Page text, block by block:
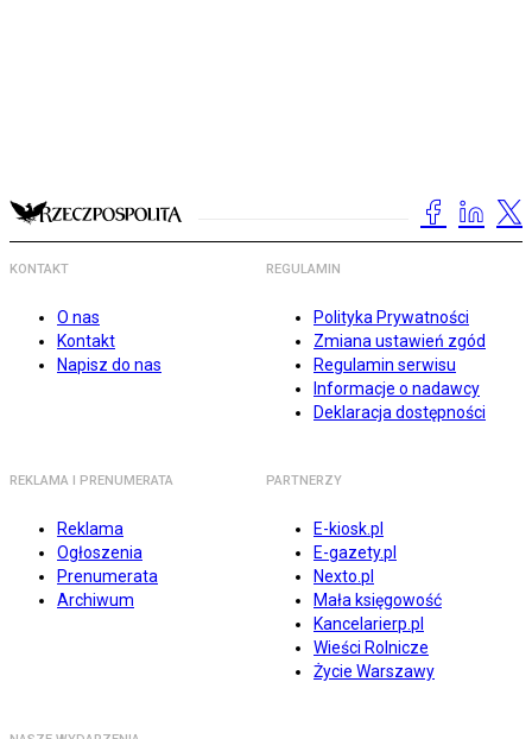
KONTAKT
O nas
Kontakt
Napisz do nas
REGULAMIN
Polityka Prywatności
Zmiana ustawień zgód
Regulamin serwisu
Informacje o nadawcy
Deklaracja dostępności
REKLAMA I PRENUMERATA
Reklama
Ogłoszenia
Prenumerata
Archiwum
PARTNERZY
E-kiosk.pl
E-gazety.pl
Nexto.pl
Mała księgowość
Kancelarierp.pl
Wieści Rolnicze
Życie Warszawy